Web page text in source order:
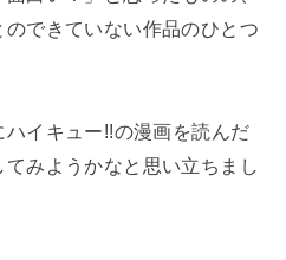
できていない作品のひとつ
イキュー!!の漫画を読んだ
みようかなと思い立ちまし